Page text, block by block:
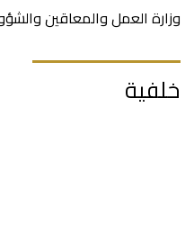
وزارة العمل والمعاقين
خلفية